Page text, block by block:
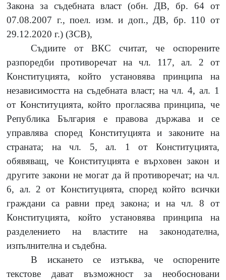
Закона за съдебната власт (обн. ДВ, бр. 64 от
07.08.2007 г., поел. изм. и доп., ДВ, бр. 110 от
29.12.2020 г.) (ЗСВ),
Съдиите от ВКС считат, че оспорените
разпоредби противоречат на чл. 117, ал. 2 от
Конституцията, който установява принципа на
независимостта на съдебната власт; на чл. 4, ал. 1
от Конституцията, който прогласява принципа, че
Република България е правова държава и се
управлява според Конституцията и законите на
страната; на чл. 5, ал. 1 от Конституцията,
обявяващ, че Конституцията е върховен закон и
другите закони не могат да й противоречат; на чл.
6, ал. 2 от Конституцията, според който всички
граждани са равни пред закона; и на чл. 8 от
Конституцията, който установява принципа на
разделението на властите на законодателна,
изпълнителна и съдебна.
В искането се изтъква, че оспорените
текстове дават възможност за необосновани